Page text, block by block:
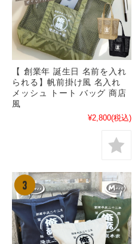
【 創業年 誕生日 名前を入れ
られる】帆前掛け風 名入れ
メッシュ トート バッグ 商店
風
¥2,800(税込)